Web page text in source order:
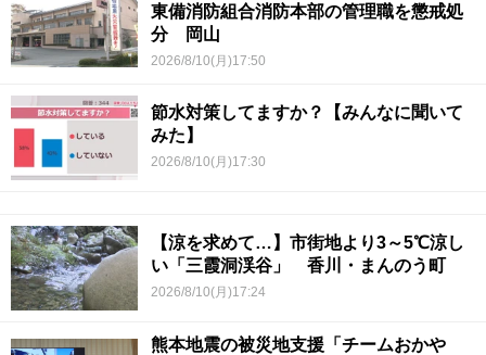
東備消防組合消防本部の管理職を懲戒処
分 岡山
2026/8/10(月)17:50
節水対策してますか？【みんなに聞いて
みた】
2026/8/10(月)17:30
【涼を求めて…】市街地より3～5℃涼し
い「三霞洞渓谷」 香川・まんのう町
2026/8/10(月)17:24
熊本地震の被災地支援「チームおかや